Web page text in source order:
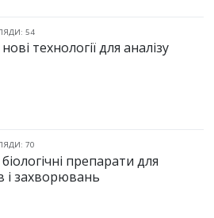
54
технології для аналізу
70
препарати для
і захворювань